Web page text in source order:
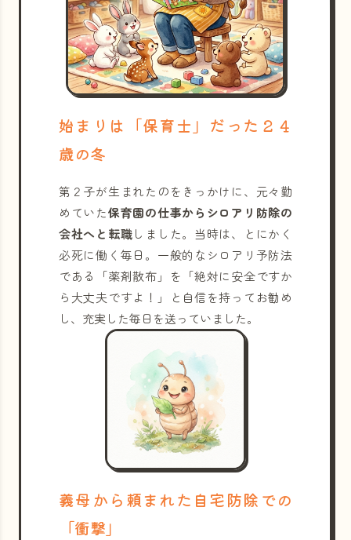
始まりは「保育士」だった２４
歳の冬
第２子が生まれたのをきっかけに、元々勤
めていた保育園の仕事からシロアリ防除の
会社へと転職しました。当時は、とにかく
必死に働く毎日。一般的なシロアリ予防法
である「薬剤散布」を「絶対に安全ですか
ら大丈夫ですよ！」と自信を持ってお勧め
し、充実した毎日を送っていました。
義母から頼まれた自宅防除での
「衝撃」